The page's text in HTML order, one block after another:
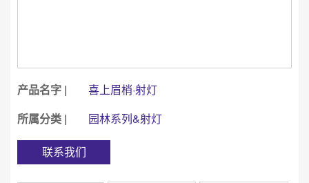
产品名字 |
喜上眉梢·射灯
所属分类 |
园林系列&射灯
联系我们